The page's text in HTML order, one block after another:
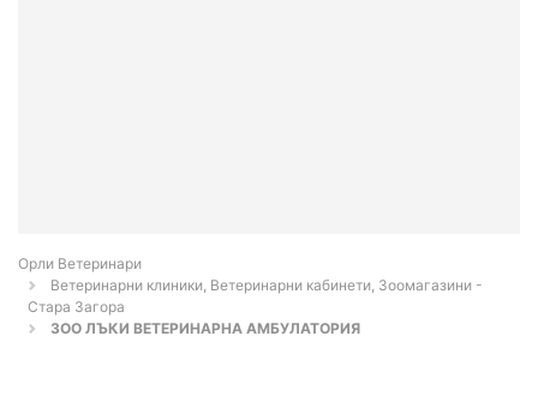
Орли Ветеринари
Ветеринарни клиники, Ветеринарни кабинети, Зоомагазини -
Стара Загора
ЗОО ЛЪКИ ВЕТЕРИНАРНА АМБУЛАТОРИЯ